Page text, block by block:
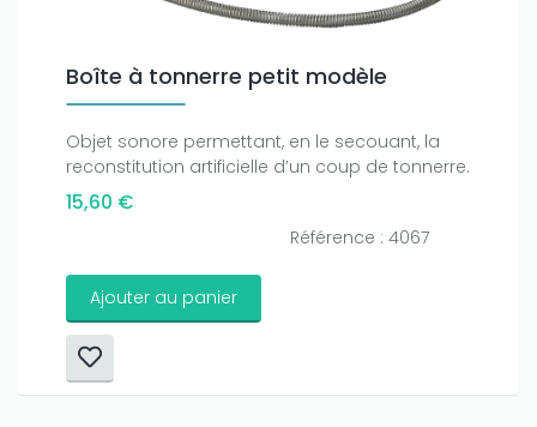
Boîte à tonnerre petit modèle
Objet sonore permettant, en le secouant, la
reconstitution artificielle d’un coup de tonnerre.
15,60 €
Référence : 4067
Ajouter au panier